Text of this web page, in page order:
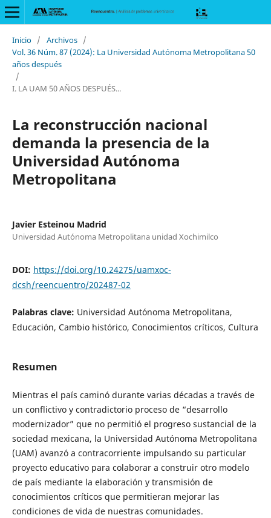
Inicio / Archivos /
Vol. 36 Núm. 87 (2024): La Universidad Autónoma Metropolitana 50
años después
/
I. LA UAM 50 AÑOS DESPUÉS...
La reconstrucción nacional
demanda la presencia de la
Universidad Autónoma
Metropolitana
Javier Esteinou Madrid
Universidad Autónoma Metropolitana unidad Xochimilco
DOI: https://doi.org/10.24275/uamxoc-
dcsh/reencuentro/202487-02
Palabras clave: Universidad Autónoma Metropolitana,
Educación, Cambio histórico, Conocimientos críticos, Cultura
Resumen
Mientras el país caminó durante varias décadas a través de
un conflictivo y contradictorio proceso de “desarrollo
modernizador” que no permitió el progreso sustancial de la
sociedad mexicana, la Universidad Autónoma Metropolitana
(UAM) avanzó a contracorriente impulsando su particular
proyecto educativo para colaborar a construir otro modelo
de país mediante la elaboración y transmisión de
conocimientos críticos que permitieran mejorar las
condiciones de vida de nuestras comunidades.